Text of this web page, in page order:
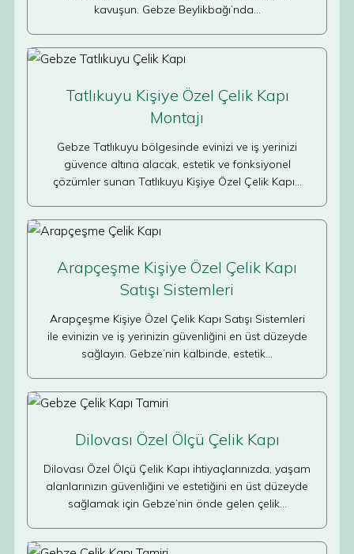
kavuşun. Gebze Beylikbağı’nda…
Tatlıkuyu Kişiye Özel Çelik Kapı
Montajı
Gebze Tatlıkuyu bölgesinde evinizi ve iş yerinizi
güvence altına alacak, estetik ve fonksiyonel
çözümler sunan Tatlıkuyu Kişiye Özel Çelik Kapı…
Arapçeşme Kişiye Özel Çelik Kapı
Satışı Sistemleri
Arapçeşme Kişiye Özel Çelik Kapı Satışı Sistemleri
ile evinizin ve iş yerinizin güvenliğini en üst düzeyde
sağlayın. Gebze’nin kalbinde, estetik…
Dilovası Özel Ölçü Çelik Kapı
Dilovası Özel Ölçü Çelik Kapı ihtiyaçlarınızda, yaşam
alanlarınızın güvenliğini ve estetiğini en üst düzeyde
sağlamak için Gebze’nin önde gelen çelik…